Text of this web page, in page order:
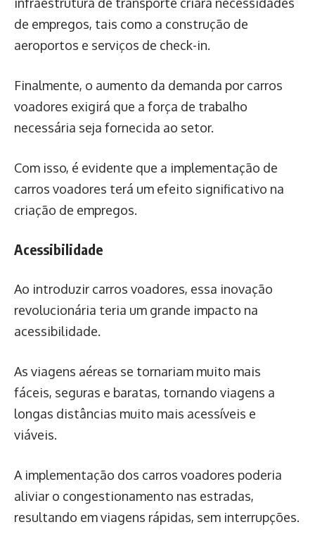
infraestrutura de transporte criará necessidades
de empregos, tais como a construção de
aeroportos e serviços de check-in.
Finalmente, o aumento da demanda por carros
voadores exigirá que a força de trabalho
necessária seja fornecida ao setor.
Com isso, é evidente que a implementação de
carros voadores terá um efeito significativo na
criação de empregos.
Acessibilidade
Ao introduzir carros voadores, essa inovação
revolucionária teria um grande impacto na
acessibilidade.
As viagens aéreas se tornariam muito mais
fáceis, seguras e baratas, tornando viagens a
longas distâncias muito mais acessíveis e
viáveis.
A implementação dos carros voadores poderia
aliviar o congestionamento nas estradas,
resultando em viagens rápidas, sem interrupções.